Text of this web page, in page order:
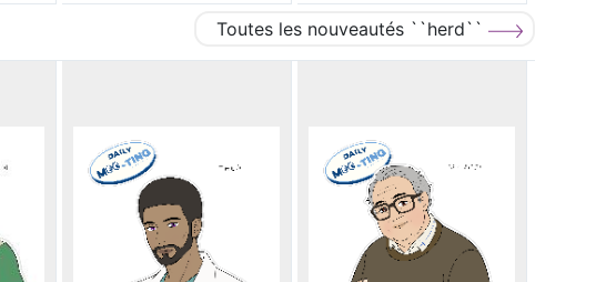
Toutes les nouveautés ``herd``